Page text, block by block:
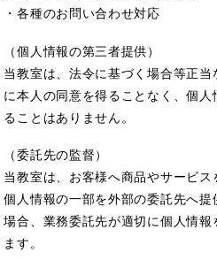
・各種のお問い合わせ対応
（個人情報の第三者提供）
当教室は、法令に基づく場合等正
に本人の同意を得ることなく、個
ることはありません。
（委託先の監督）
当教室は、お客様へ商品やサービス
個人情報の一部を外部の委託先へ
場合、業務委託先が適切に個人情
ます。